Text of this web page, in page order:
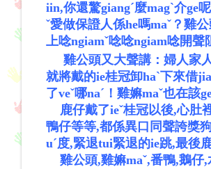
iin,你還驚giangˊ麼magˋ介ge
ˇ愛做保證人係he嗎maˇ？雞
上唸ngiamˇ唸唸ngiam唸開聲
雞公頭又大聲講：婦人家人
就將戴的ie桂冠卸haˋ下來借
了veˇ哪naˊ！雞嫲maˇ也在該
鹿仔戴了ieˇ桂冠以後,心肚
鴨仔等等,都係異口同聲誇獎
uˊ度,緊退tui緊退的ie跳,最後
雞公頭,雞嫲maˇ,番鴨,鵝仔